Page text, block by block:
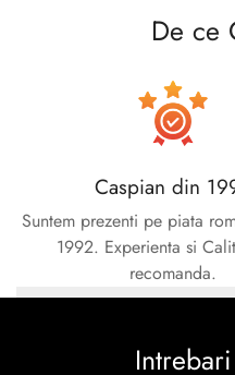
De ce
Caspian din
Suntem prezenti pe piata
1992. Experienta si
recomanda.